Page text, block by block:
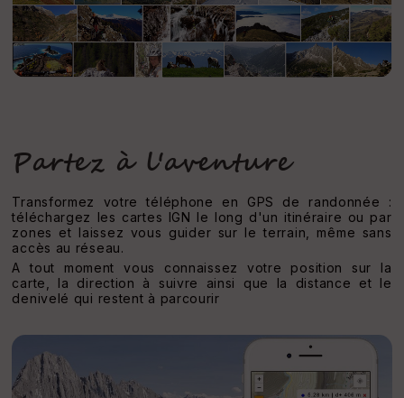
Partez à l'aventure
Transformez votre téléphone en GPS de randonnée :
téléchargez les cartes IGN le long d'un itinéraire ou par
zones et laissez vous guider sur le terrain, même sans
accès au réseau.
A tout moment vous connaissez votre position sur la
carte, la direction à suivre ainsi que la distance et le
denivelé qui restent à parcourir